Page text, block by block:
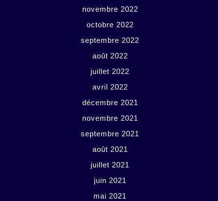
novembre 2022
octobre 2022
septembre 2022
août 2022
juillet 2022
avril 2022
décembre 2021
novembre 2021
septembre 2021
août 2021
juillet 2021
juin 2021
mai 2021